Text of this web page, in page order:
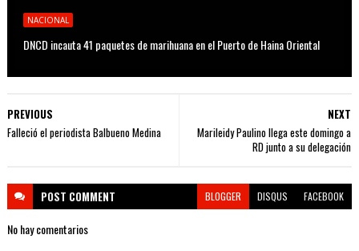
NACIONAL
DNCD incauta 41 paquetes de marihuana en el Puerto de Haina Oriental
NEXT
Marileidy Paulino llega este domingo a
RD junto a su delegación
PREVIOUS
Falleció el periodista Balbueno Medina
POST COMMENT BLOGGER DISQUS FACEBOOK
No hay comentarios